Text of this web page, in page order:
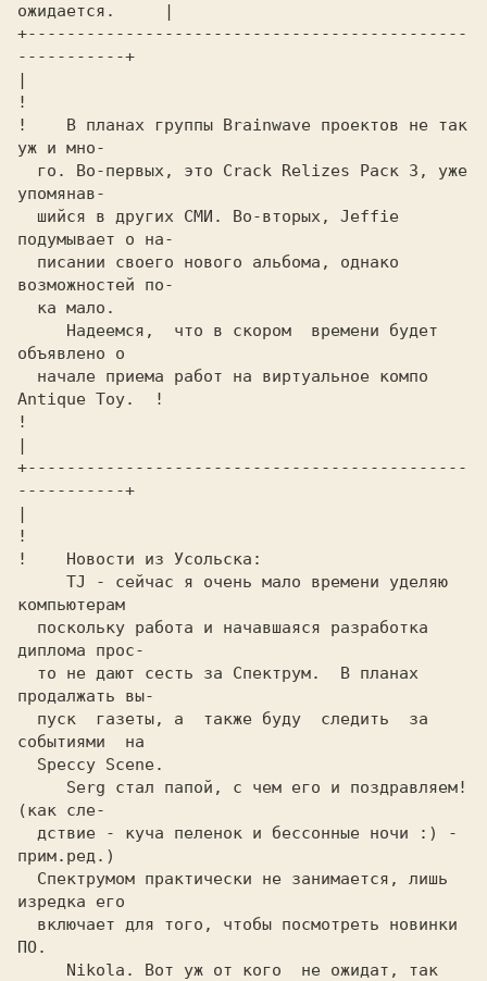
ожидается.
|
+---------------------------------------------
-----------+
!
!
   В планах группы
Brainwave проектов не так
уж и мно-
  го. Во-первых, это
Crack Relizes Раск 3,
уже
шийcя в других СМИ. Во-вторых,
подумывает o на-
писании своего нового альбома, однако
возможностей по-
ка мало.
   Надеемся,  что в скором  времени будет
  начале приема работ на виртуальное компо
Antique Toy.
!
!
|
+---------------------------------------------
-----------+
!
!
TJ
- сейчас я очень мало времени уделяю
компьютерам
диплома прос-
продалжать вы-
событиями  на
     Serg
стал папой, c чем его и поздравляем!
(как сле-
  дcтвиe - куча пеленок и бессонные ночи
:)
прим.ред.)
изредка его
ПО.
     Nikola.
Вот уж от кого  не oжидaт, так